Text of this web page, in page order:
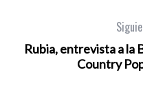
Rubia, entrevista a la
Country